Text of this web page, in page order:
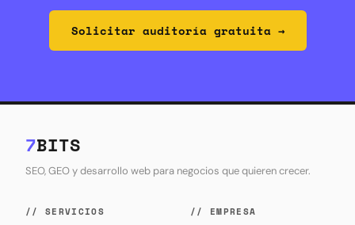
Solicitar auditoría gratuita →
7BITS
SEO, GEO y desarrollo web para negocios que quieren crecer.
// SERVICIOS // EMPRESA